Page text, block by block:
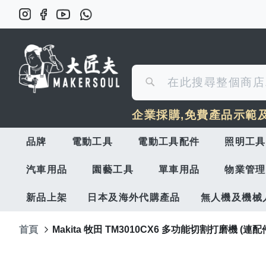
尋
搜
尋
企業採購,免費產品示範
品牌 電動工具 電動工具配件 照明工具
汽車用品 園藝工具 單車用品 物業管
新品上架 日本及海外代購產品 無人機及機械
首頁 Makita 牧田 TM3010CX6 多功能切割打磨機 (連配